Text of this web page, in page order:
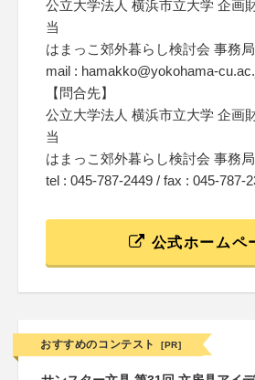
公立大学法人 横浜市立大学 企画
当
はまっこ郊外暮らし検討会 事務
mail : hamakko@yokohama-
【問合先】
公立大学法人 横浜市立大学 企画
当
はまっこ郊外暮らし検討会 事務局
tel : 045-787-2449 / fax : 045-787-
公式ホームペ
おすすめのコンテスト [PR]